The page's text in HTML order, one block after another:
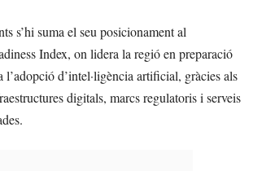
s’hi suma el seu posicionament al
Index, on lidera la regió en preparació
l’adopció d’intel·ligència artificial, gràcies als
digitals, marcs regulatoris i serveis